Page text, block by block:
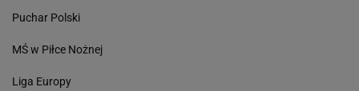
Puchar Polski
MŚ w Piłce Nożnej
Liga Europy